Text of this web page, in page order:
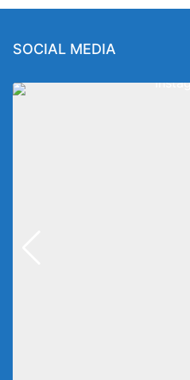
SOCIAL MEDIA